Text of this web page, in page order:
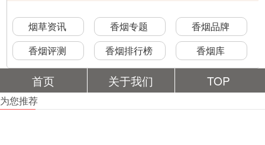
烟草资讯 香烟专题
香烟品牌
香烟评测
香烟排行榜 香烟库
首页 关于我们 TOP
为您推荐